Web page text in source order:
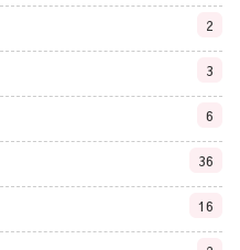
2
3
6
36
16